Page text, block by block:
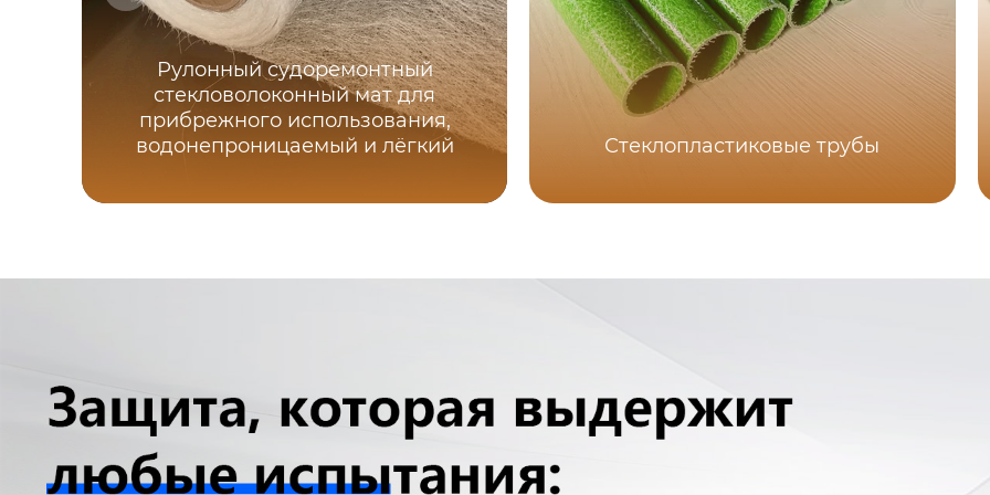
Рулонный судоремонтный
стекловолоконный мат для
прибрежного использования,
водонепроницаемый и лёгкий
Стеклопластиковые трубы